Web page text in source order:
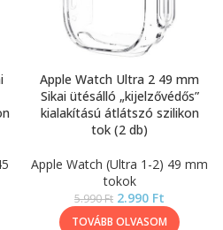
Apple Watch Ultra 2 49 mm
Sikai ütésálló „kijelzővédős”
kialakítású átlátszó szilikon
tok (2 db)
Apple Watch (Ultra 1-2) 49 mm
tokok
5.990Ft 2.990 Ft
TOVÁBB OLVASOM